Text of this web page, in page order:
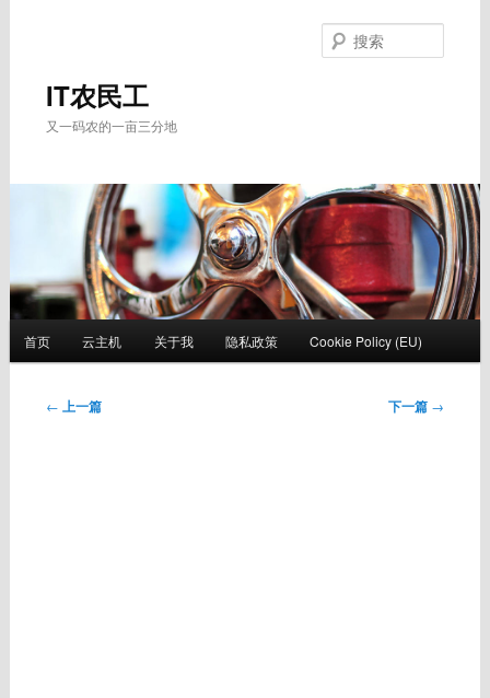
IT农民工
又一码农的一亩三分地
首页 云主机 关于我 隐私政策 Cookie Policy (EU)
文
← 上一篇 下一篇 →